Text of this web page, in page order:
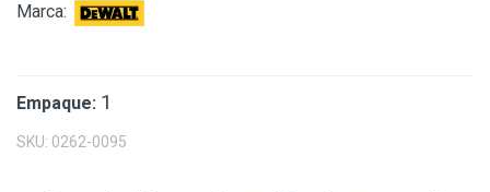
Marca:
Empaque: 1
SKU: 0262-0095